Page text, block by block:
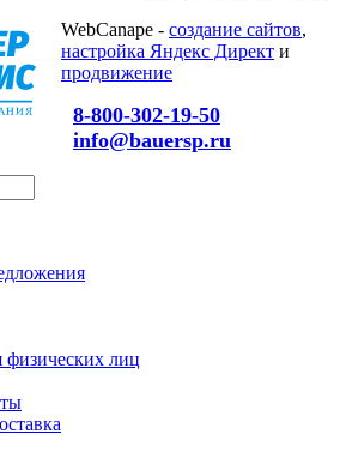
WebCanape - создание сайтов,
настройка Яндекс Директ и
продвижение
8-800-302-19-50
info@bauersp.ru
физических лиц